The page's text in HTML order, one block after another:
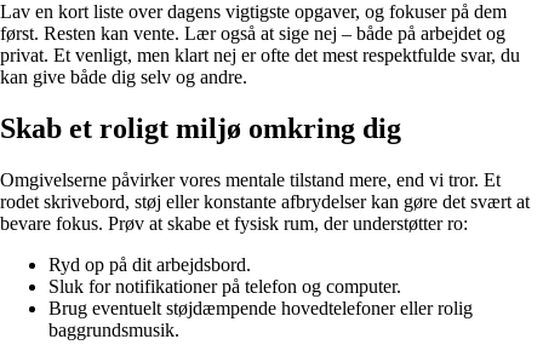
Lav en kort liste over dagens vigtigste opgaver, og fokuser på dem
først. Resten kan vente. Lær også at sige nej – både på arbejdet og
privat. Et venligt, men klart nej er ofte det mest respektfulde svar, du
kan give både dig selv og andre.
Skab et roligt miljø omkring dig
Omgivelserne påvirker vores mentale tilstand mere, end vi tror. Et
rodet skrivebord, støj eller konstante afbrydelser kan gøre det svært at
bevare fokus. Prøv at skabe et fysisk rum, der understøtter ro:
Ryd op på dit arbejdsbord.
Sluk for notifikationer på telefon og computer.
Brug eventuelt støjdæmpende hovedtelefoner eller rolig
baggrundsmusik.